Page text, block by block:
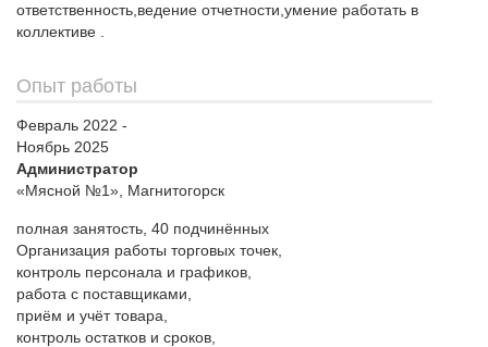
ответственность,ведение отчетности,умение работать в
коллективе .
Опыт работы
Февраль 2022 -
Ноябрь 2025
Администратор
«Мясной №1», Магнитогорск
полная занятость, 40 подчинённых
Организация работы торговых точек,
контроль персонала и графиков,
работа с поставщиками,
приём и учёт товара,
контроль остатков и сроков,